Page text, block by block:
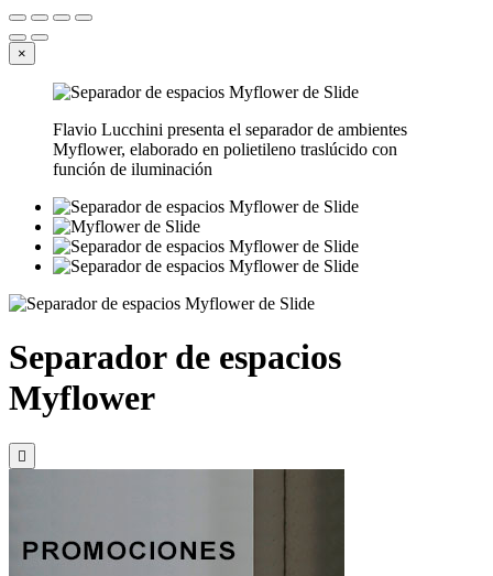
×
Flavio Lucchini presenta el separador de ambientes
Myflower, elaborado en polietileno traslúcido con
función de iluminación
Separador de espacios
Myflower
